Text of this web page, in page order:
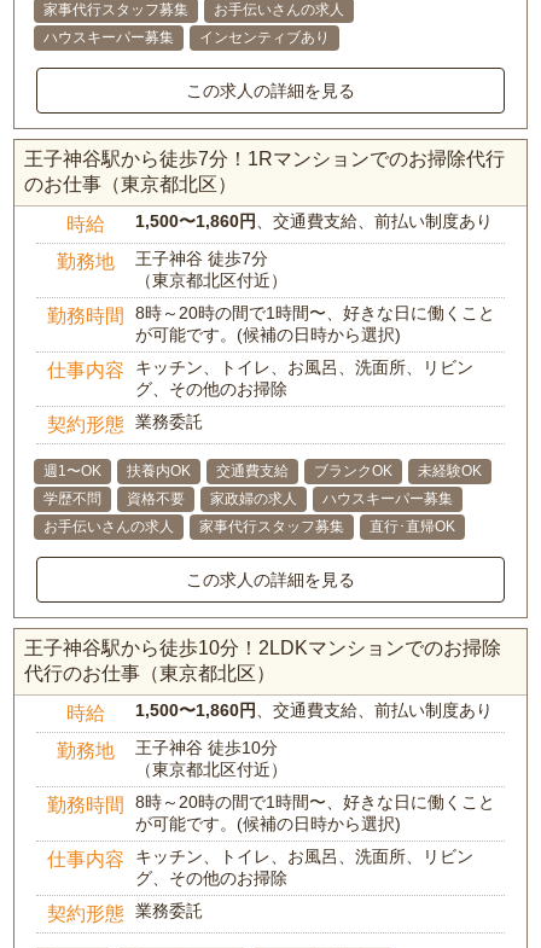
家事代行スタッフ募集
お手伝いさんの求人
ハウスキーパー募集
インセンティブあり
この求人の詳細を見る
王子神谷駅から徒歩7分！1Rマンションでのお掃除代行
のお仕事（東京都北区）
時給 1,500〜1,860円、交通費支給、前払い制度あり
勤務地
王子神谷 徒歩7分
（東京都北区付近）
勤務時間
8時～20時の間で1時間〜、好きな日に働くこと
が可能です。(候補の日時から選択)
仕事内容
キッチン、トイレ、お風呂、洗面所、リビン
グ、その他のお掃除
契約形態 業務委託
週1〜OK 扶養内OK 交通費支給 ブランクOK
未経験OK
学歴不問
資格不要 家政婦の求人
ハウスキーパー募集
お手伝いさんの求人
家事代行スタッフ募集 直行･直帰OK
この求人の詳細を見る
王子神谷駅から徒歩10分！2LDKマンションでのお掃除
代行のお仕事（東京都北区）
時給 1,500〜1,860円、交通費支給、前払い制度あり
勤務地
王子神谷 徒歩10分
（東京都北区付近）
勤務時間
8時～20時の間で1時間〜、好きな日に働くこと
が可能です。(候補の日時から選択)
仕事内容
キッチン、トイレ、お風呂、洗面所、リビン
グ、その他のお掃除
契約形態 業務委託